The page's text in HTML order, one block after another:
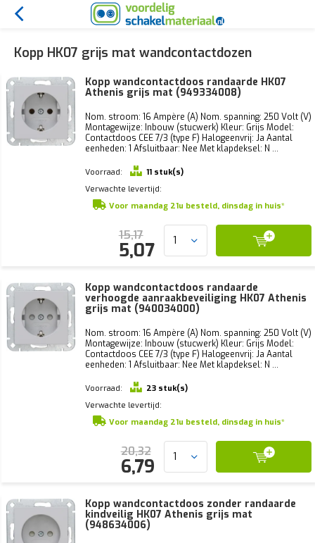
Kopp HK07 grijs mat wandcontactdozen
Kopp wandcontactdoos randaarde HK07
Athenis grijs mat (949334008)
Nom. stroom: 16 Ampère (A) Nom. spanning: 250 Volt (V)
Montagewijze: Inbouw (stucwerk) Kleur: Grijs Model:
Contactdoos CEE 7/3 (type F) Halogeenvrij: Ja Aantal
eenheden: 1 Afsluitbaar: Nee Met klapdeksel: N ...
Voorraad:
11 stuk(s)
Verwachte levertijd:
Voor maandag 21u besteld, dinsdag in huis*
15,17
5,07
Kopp wandcontactdoos randaarde
verhoogde aanraakbeveiliging HK07 Athenis
grijs mat (940034000)
Nom. stroom: 16 Ampère (A) Nom. spanning: 250 Volt (V)
Montagewijze: Inbouw (stucwerk) Kleur: Grijs Model:
Contactdoos CEE 7/3 (type F) Halogeenvrij: Ja Aantal
eenheden: 1 Afsluitbaar: Nee Met klapdeksel: N ...
Voorraad:
23 stuk(s)
Verwachte levertijd:
Voor maandag 21u besteld, dinsdag in huis*
20,32
6,79
Kopp wandcontactdoos zonder randaarde
kindveilig HK07 Athenis grijs mat
(948634006)